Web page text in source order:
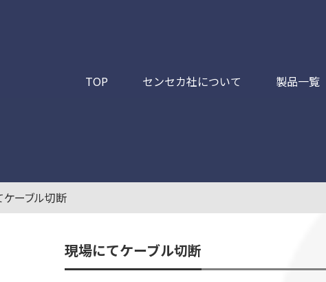
TOP センセカ社について 製品一覧
ーブル切断
現場にてケーブル切断